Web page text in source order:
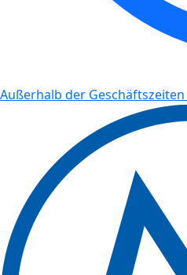
Außerhalb der Geschäftszeiten